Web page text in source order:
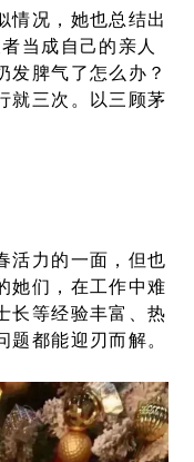
情况，她也总结出
当成自己的亲人
发脾气了怎么办？
就三次。以三顾茅
活力的一面，但也
她们，在工作中难
长等经验丰富、热
题都能迎刃而解。